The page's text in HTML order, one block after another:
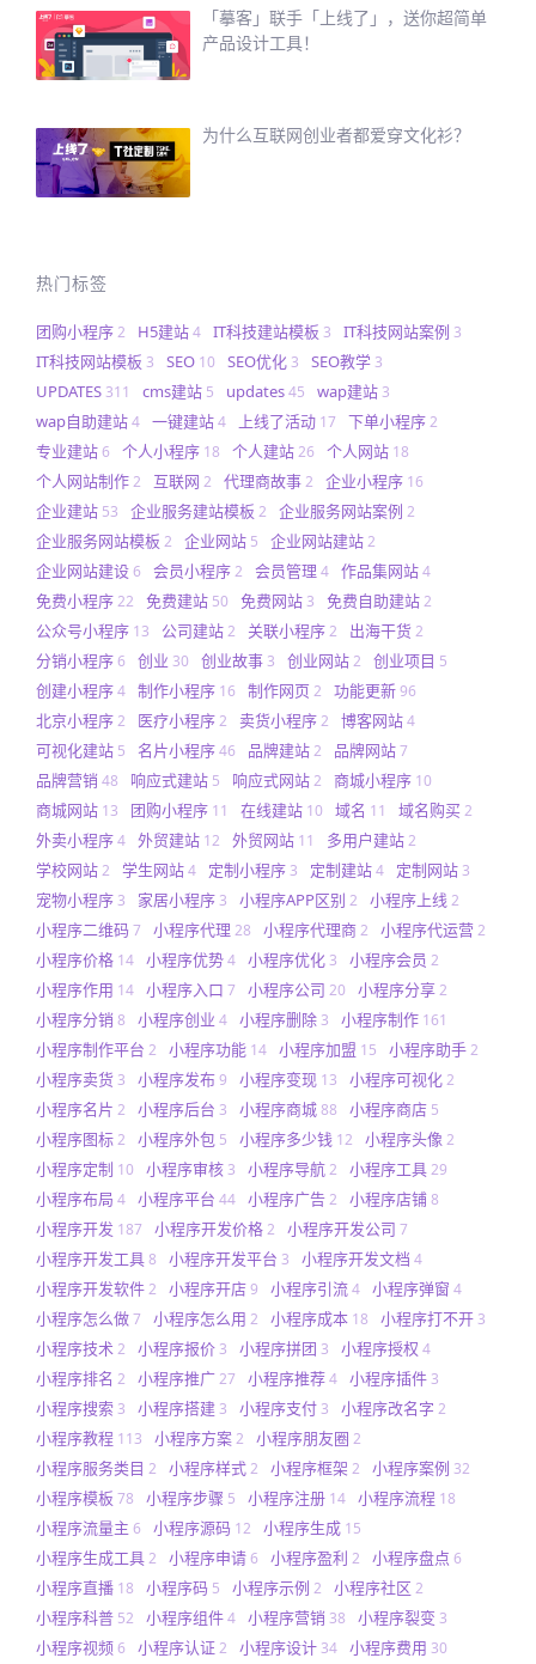
「摹客」联手「上线了」，送你超简单
产品设计工具！
为什么互联网创业者都爱穿文化衫？
热门标签
团购小程序2 H5建站4 IT科技建站模板 3 IT科技网站案例 3
IT科技网站模板 3 SEO 10 SEO优化 3 SEO教学 3
UPDATES 311 cms建站 5 updates45 wap建站 3
wap自助建站4 一键建站4 上线了活动 17 下单小程序2
专业建站6 个人小程序 18 个人建站26 个人网站 18
个人网站制作2 互联网 2 代理商故事2 企业小程序 16
企业建站 53 企业服务建站模板 2 企业服务网站案例 2
企业服务网站模板 2 企业网站 5 企业网站建站2
企业网站建设6 会员小程序2 会员管理 4 作品集网站4
免费小程序22 免费建站 50 免费网站 3 免费自助建站2
公众号小程序 13 公司建站2 关联小程序2 出海干货2
分销小程序6 创业 30 创业故事 3 创业网站2 创业项目 5
创建小程序4 制作小程序 16 制作网页 2 功能更新96
北京小程序2 医疗小程序2 卖货小程序2 博客网站4
可视化建站 5 名片小程序46 品牌建站2 品牌网站7
品牌营销 48 响应式建站 5 响应式网站2 商城小程序 10
商城网站 13 团购小程序 11 在线建站 10 域名 11 域名购买2
外卖小程序4 外贸建站 12 外贸网站 11 多用户建站2
学校网站2 学生网站4 定制小程序 3 定制建站4 定制网站 3
宠物小程序 3 家居小程序 3 小程序APP区别 2 小程序上线 2
小程序二维码7 小程序代理 28 小程序代理商2 小程序代运营2
小程序价格 14 小程序优势4 小程序优化 3 小程序会员 2
小程序作用 14 小程序入口 7 小程序公司 20 小程序分享2
小程序分销 8 小程序创业 4 小程序删除 3 小程序制作 161
小程序制作平台 2 小程序功能 14 小程序加盟 15 小程序助手2
小程序卖货 3 小程序发布9 小程序变现 13 小程序可视化2
小程序名片 2 小程序后台 3 小程序商城88 小程序商店 5
小程序图标2 小程序外包 5 小程序多少钱 12 小程序头像 2
小程序定制 10 小程序审核 3 小程序导航2 小程序工具29
小程序布局 4 小程序平台 44 小程序广告2 小程序店铺8
小程序开发 187 小程序开发价格2 小程序开发公司 7
小程序开发工具8 小程序开发平台 3 小程序开发文档 4
小程序开发软件2 小程序开店9 小程序引流4 小程序弹窗 4
小程序怎么做7 小程序怎么用 2 小程序成本 18 小程序打不开 3
小程序技术2 小程序报价 3 小程序拼团 3 小程序授权 4
小程序排名 2 小程序推广27 小程序推荐4 小程序插件 3
小程序搜索 3 小程序搭建 3 小程序支付 3 小程序改名字 2
小程序教程 113 小程序方案2 小程序朋友圈 2
小程序服务类目 2 小程序样式2 小程序框架 2 小程序案例 32
小程序模板 78 小程序步骤 5 小程序注册 14 小程序流程 18
小程序流量主 6 小程序源码 12 小程序生成 15
小程序生成工具2 小程序申请6 小程序盈利 2 小程序盘点 6
小程序直播 18 小程序码 5 小程序示例 2 小程序社区 2
小程序科普 52 小程序组件4 小程序营销 38 小程序裂变 3
小程序视频6 小程序认证2 小程序设计 34 小程序费用 30